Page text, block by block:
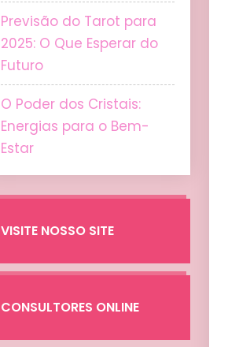
Previsão do Tarot para
2025: O Que Esperar do
Futuro
O Poder dos Cristais:
Energias para o Bem-
Estar
VISITE NOSSO SITE
CONSULTORES ONLINE